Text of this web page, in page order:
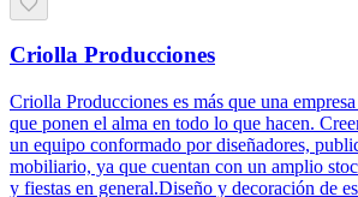
Criolla Producciones
Criolla Producciones es más que una
que ponen el alma en todo lo que hacen.
un equipo conformado por diseñadores,
mobiliario, ya que cuentan con un amplio
y fiestas en general.Diseño y decoración de